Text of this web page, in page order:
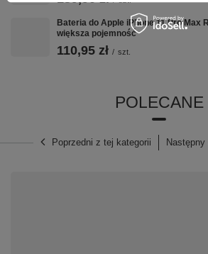
Bateria do Apple iPhone 11 Pro Max
większa pojemność
110,95 zł / szt.
POLECANE
Poprzedni z tej kategorii